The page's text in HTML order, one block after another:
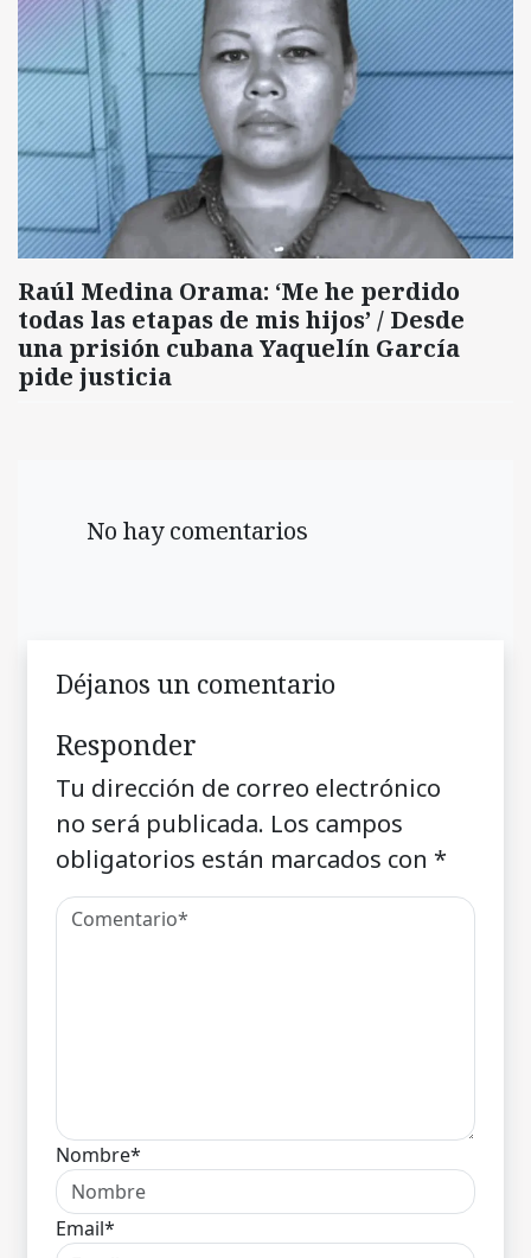
Raúl Medina Orama: ‘Me he perdido
todas las etapas de mis hijos’ / Desde
una prisión cubana Yaquelín García
pide justicia
No hay comentarios
Déjanos un comentario
Responder
Tu dirección de correo electrónico
no será publicada. Los campos
obligatorios están marcados con *
Nombre*
Email*